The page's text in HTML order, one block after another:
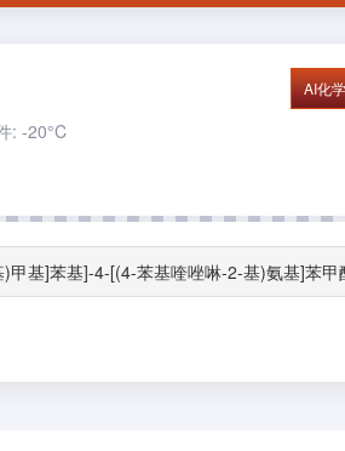
: -20°C
AI化
甲基]苯基]-4-[(4-苯基喹唑啉-2-基)氨基]苯甲